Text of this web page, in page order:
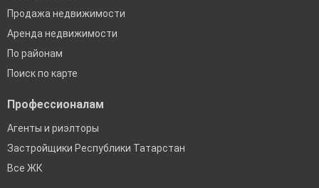
Продажа недвижимости
Аренда недвижимости
По районам
Поиск по карте
Профессионалам
Агенты и риэлторы
Застройщики Республики Татарстан
Все ЖК